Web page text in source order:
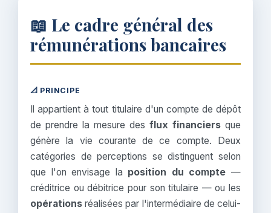
📖 Le cadre général des
rémunérations bancaires
📐 PRINCIPE
Il appartient à tout titulaire d'un compte de dépôt
de prendre la mesure des flux financiers que
génère la vie courante de ce compte. Deux
catégories de perceptions se distinguent selon
que l'on envisage la position du compte —
créditrice ou débitrice pour son titulaire — ou les
opérations réalisées par l'intermédiaire de celui-